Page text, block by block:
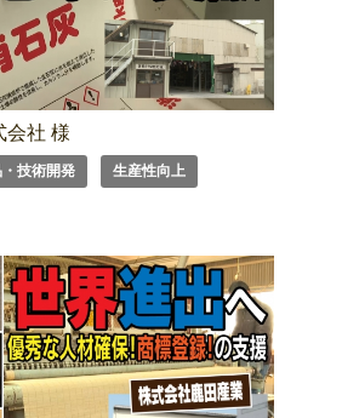
会社 様
技術開発 生産性向上